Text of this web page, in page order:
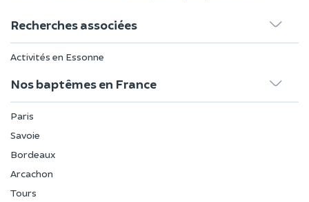
Recherches associées
Activités en Essonne
Nos baptêmes en France
Paris
Savoie
Bordeaux
Arcachon
Tours